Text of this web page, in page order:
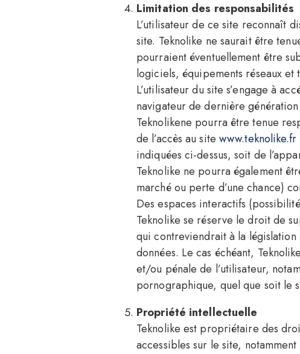
Limitation des responsabilités
L’utilisateur de ce site reconnaît
site. Teknolike ne saurait être
pourraient éventuellement être
logiciels, équipements réseaux
L’utilisateur du site s’engage à
navigateur de dernière
Teknolikene pourra être tenue
de l’accès au site www.teknolike.fr
indiquées ci-dessus, soit de
Teknolike ne pourra également
marché ou perte d’une chance)
Des espaces interactifs
Teknolike se réserve le droit de
qui contreviendrait à la
données. Le cas échéant,
et/ou pénale de l’utilisateur,
pornographique, quel que soit
Propriété intellectuelle
Teknolike est propriétaire des
accessibles sur le site,